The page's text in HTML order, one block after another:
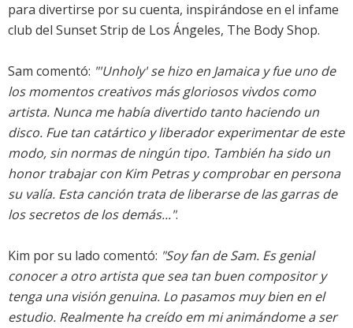
para divertirse por su cuenta, inspirándose en el infame
club del Sunset Strip de Los Ángeles, The Body Shop.
Sam comentó: "'Unholy' se hizo en Jamaica y fue uno de
los momentos creativos más gloriosos vivdos como
artista. Nunca me había divertido tanto haciendo un
disco. Fue tan catártico y liberador experimentar de este
modo, sin normas de ningún tipo. También ha sido un
honor trabajar con Kim Petras y comprobar en persona
su valía. Esta canción trata de liberarse de las garras de
los secretos de los demás...".
Kim por su lado comentó: "Soy fan de Sam. Es genial
conocer a otro artista que sea tan buen compositor y
tenga una visión genuina. Lo pasamos muy bien en el
estudio. Realmente ha creído em mi animándome a ser